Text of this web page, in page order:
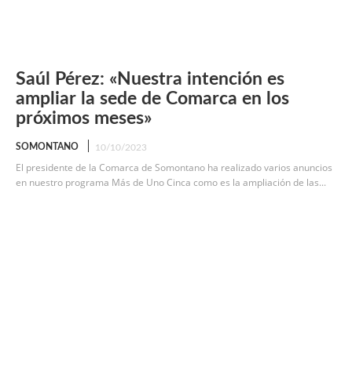
Saúl Pérez: «Nuestra intención es
ampliar la sede de Comarca en los
próximos meses»
SOMONTANO 10/10/2023
El presidente de la Comarca de Somontano ha realizado varios anuncios
en nuestro programa Más de Uno Cinca como es la ampliación de las...